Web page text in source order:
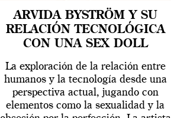
ARVIDA BYSTRÖM Y SU
RELACIÓN TECNOLÓGICA
CON UNA SEX DOLL
La exploración de la relación entre
humanos y la tecnología desde una
perspectiva actual, jugando con
elementos como la sexualidad y la